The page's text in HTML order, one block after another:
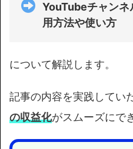
YouTubeチャンネ
用方法や使い方
について解説します。
記事の内容を実践してい
の収益化がスムーズにで